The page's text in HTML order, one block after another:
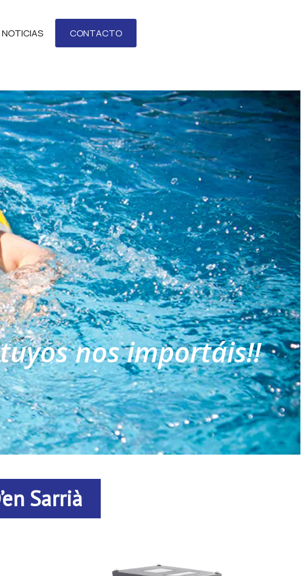
NOTICIAS CONTACTO
NOS IMPORTÁIS.
tuyos nos importáis!!
Sarrià